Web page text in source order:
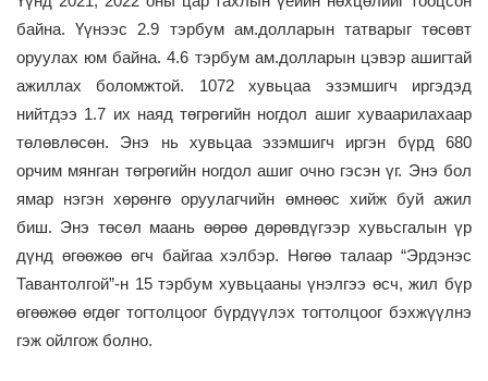
байна. Үүнээс 2.9 тэрбум ам.долларын татварыг төсөвт
оруулах юм байна. 4.6 тэрбум ам.долларын цэвэр ашигтай
ажиллах боломжтой. 1072 хувьцаа эзэмшигч иргэдэд
нийтдээ 1.7 их наяд төгрөгийн ногдол ашиг хуваарилахаар
төлөвлөсөн. Энэ нь хувьцаа эзэмшигч иргэн бүрд 680
орчим мянган төгрөгийн ногдол ашиг очно гэсэн үг. Энэ бол
ямар нэгэн хөрөнгө оруулагчийн өмнөөс хийж буй ажил
биш. Энэ төсөл маань өөрөө дөрөвдүгээр хувьсгалын үр
дүнд өгөөжөө өгч байгаа хэлбэр. Нөгөө талаар “Эрдэнэс
Тавантолгой”-н 15 тэрбум хувьцааны үнэлгээ өсч, жил бүр
өгөөжөө өгдөг тогтолцоог бүрдүүлэх тогтолцоог бэхжүүлнэ
гэж ойлгож болно.